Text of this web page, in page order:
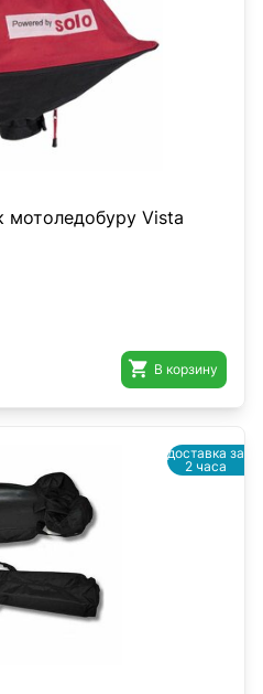
мотоледобуру Vista
 В корзину
доставка за
2 часа